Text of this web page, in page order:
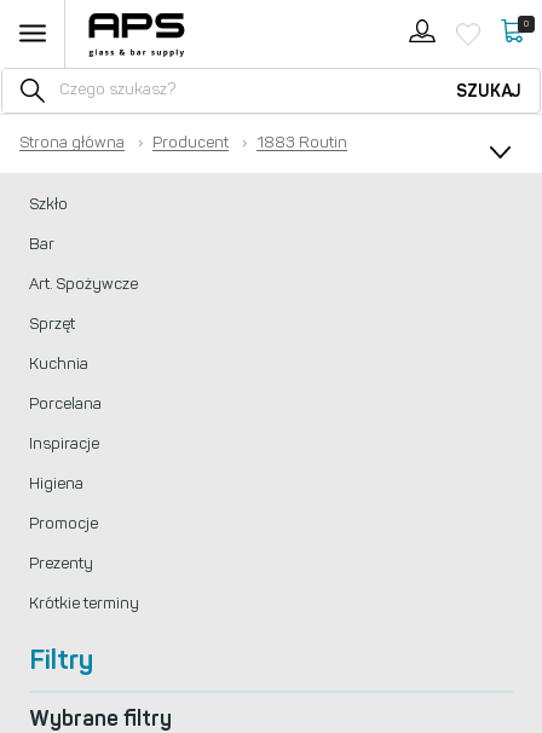
0
SZUKAJ
Strona główna › Producent › 1883 Routin
Szkło
Bar
Art. Spożywcze
Sprzęt
Kuchnia
Porcelana
Inspiracje
Higiena
Promocje
Prezenty
Krótkie terminy
Filtry
Wybrane filtry